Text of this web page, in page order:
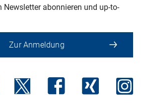
Newsletter abonnieren und up-to-
Zur Anmeldung